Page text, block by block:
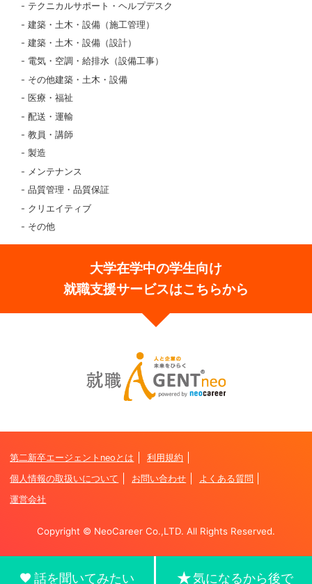
話を聞いてみたい 気になるから後で
テクニカルサポート・ヘルプデスク
建築・土木・設備（施工管理）
建築・土木・設備（設計）
電気・空調・給排水（設備工事）
その他建築・土木・設備
医療・福祉
配送・運輸
教員・講師
製造
メンテナンス
品質管理・品質保証
クリエイティブ
その他
大学在学中の学生向け
就職支援サービスはこちらから
第二新卒エージェントneoとは
利用規約
個人情報の取扱いについて
お問い合わせ
よくある質問
運営会社
Copyright © NeoCareer Co.,LTD. All Rights Reserved.